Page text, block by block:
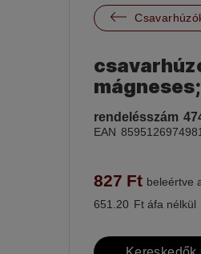

rendelésszám
EAN 8595126974981
827 Ft beleértve
651.20 Ft áfa nélkül